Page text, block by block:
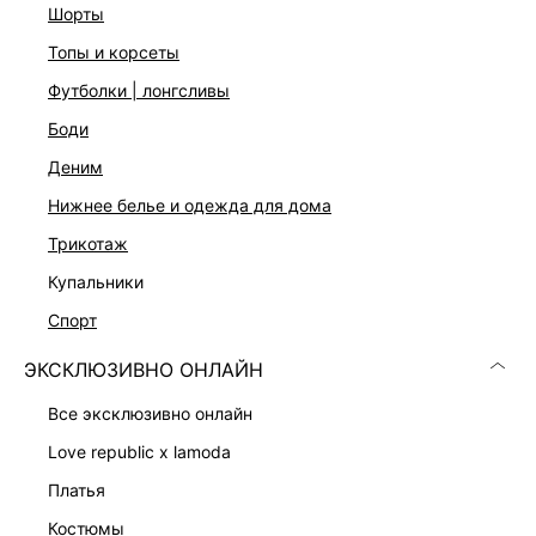
шорты
топы и корсеты
футболки | лонгсливы
боди
деним
нижнее белье и одежда для дома
трикотаж
купальники
спорт
ЭКСКЛЮЗИВНО ОНЛАЙН
все эксклюзивно онлайн
love republic x lamoda
платья
костюмы
Цвет: ультра-светлый индиго
На модели размер 44. Крой модели соответствует
стандартному размеру
ДОСТАВКА И ВОЗВРАТ
Подробные условия доставки и возврата
в AppStore